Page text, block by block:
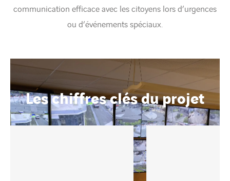
communication efficace avec les citoyens lors d’urgences
ou d’événements spéciaux.
Les chiffres clés du projet